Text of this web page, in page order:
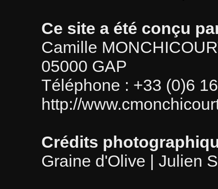
Ce site a été conçu
Camille
05000 GAP
Téléphone : +33 (0)6
http://
Crédits
Graine d'Olive | Julien